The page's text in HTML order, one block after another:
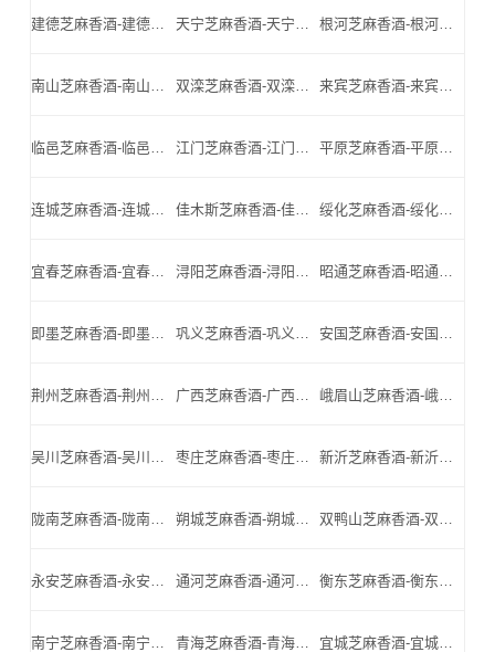
建德芝麻香酒-建德名酒-建德小北门_建德芝麻香酒厂家 天宁芝麻香酒-天宁名酒-天宁小北门_天宁芝麻香酒厂家 根河芝麻香酒-根河名酒-根河小北门_根河芝麻香酒厂家
南山芝麻香酒-南山名酒-南山小北门_南山芝麻香酒厂家 双滦芝麻香酒-双滦名酒-双滦小北门_双滦芝麻香酒厂家 来宾芝麻香酒-来宾名酒-来宾小北门_来宾芝麻香酒厂家
临邑芝麻香酒-临邑名酒-临邑小北门_临邑芝麻香酒厂家 江门芝麻香酒-江门名酒-江门小北门_江门芝麻香酒厂家 平原芝麻香酒-平原名酒-平原小北门_平原芝麻香酒厂家
连城芝麻香酒-连城名酒-连城小北门_连城芝麻香酒厂家 佳木斯芝麻香酒-佳木斯名酒-佳木斯小北门_佳木斯芝麻香酒厂家 绥化芝麻香酒-绥化名酒-绥化小北门_绥化芝麻香酒厂家
宜春芝麻香酒-宜春名酒-宜春小北门_宜春芝麻香酒厂家 浔阳芝麻香酒-浔阳名酒-浔阳小北门_浔阳芝麻香酒厂家 昭通芝麻香酒-昭通名酒-昭通小北门_昭通芝麻香酒厂家
即墨芝麻香酒-即墨名酒-即墨小北门_即墨芝麻香酒厂家 巩义芝麻香酒-巩义名酒-巩义小北门_巩义芝麻香酒厂家 安国芝麻香酒-安国名酒-安国小北门_安国芝麻香酒厂家
荆州芝麻香酒-荆州名酒-荆州小北门_荆州芝麻香酒厂家 广西芝麻香酒-广西名酒-广西小北门_广西芝麻香酒厂家 峨眉山芝麻香酒-峨眉山名酒-峨眉山小北门_峨眉山芝麻香酒厂家
吴川芝麻香酒-吴川名酒-吴川小北门_吴川芝麻香酒厂家 枣庄芝麻香酒-枣庄名酒-枣庄小北门_枣庄芝麻香酒厂家 新沂芝麻香酒-新沂名酒-新沂小北门_新沂芝麻香酒厂家
陇南芝麻香酒-陇南名酒-陇南小北门_陇南芝麻香酒厂家 朔城芝麻香酒-朔城名酒-朔城小北门_朔城芝麻香酒厂家 双鸭山芝麻香酒-双鸭山名酒-双鸭山小北门_双鸭山芝麻香酒厂家
永安芝麻香酒-永安名酒-永安小北门_永安芝麻香酒厂家 通河芝麻香酒-通河名酒-通河小北门_通河芝麻香酒厂家 衡东芝麻香酒-衡东名酒-衡东小北门_衡东芝麻香酒厂家
南宁芝麻香酒-南宁名酒-南宁小北门_南宁芝麻香酒厂家 青海芝麻香酒-青海名酒-青海小北门_青海芝麻香酒厂家 宜城芝麻香酒-宜城名酒-宜城小北门_宜城芝麻香酒厂家